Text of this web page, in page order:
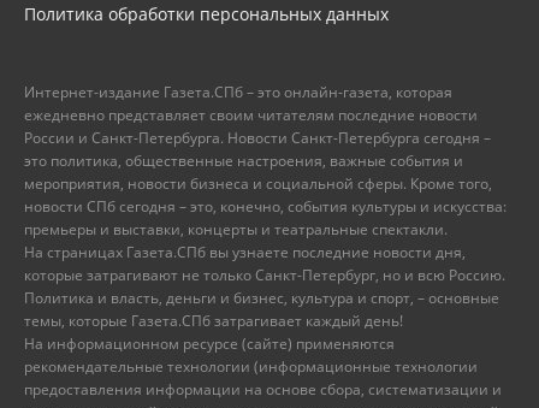
Политика обработки персональных данных
Интернет-издание Газета.СПб – это онлайн-газета, которая
ежедневно представляет своим читателям последние новости
России и Санкт-Петербурга. Новости Санкт-Петербурга сегодня –
это политика, общественные настроения, важные события и
мероприятия, новости бизнеса и социальной сферы. Кроме того,
новости СПб сегодня – это, конечно, события культуры и искусства:
премьеры и выставки, концерты и театральные спектакли.
На страницах Газета.СПб вы узнаете последние новости дня,
которые затрагивают не только Санкт-Петербург, но и всю Россию.
Политика и власть, деньги и бизнес, культура и спорт, – основные
темы, которые Газета.СПб затрагивает каждый день!
На информационном ресурсе (сайте) применяются
рекомендательные технологии (информационные технологии
предоставления информации на основе сбора, систематизации и